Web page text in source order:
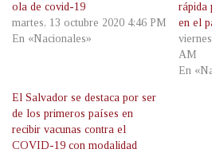
ola de covid-19
martes, 13 octubre 2020 4:46 PM
En «Nacionales»
rápida
en el
AM
En
El Salvador se destaca por ser
de los primeros países en
recibir vacunas contra el
COVID-19 con modalidad